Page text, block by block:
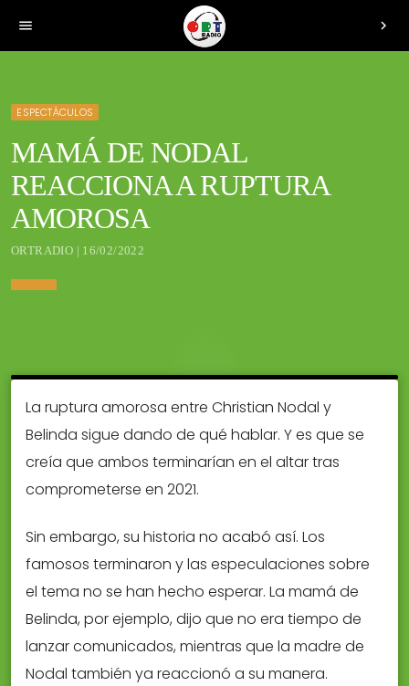
menu chevron_right
ESPECTÁCULOS
MAMÁ DE NODAL
REACCIONA A RUPTURA
AMOROSA
ORTRADIO | 16/02/2022
La ruptura amorosa entre Christian Nodal y
Belinda sigue dando de qué hablar. Y es que se
creía que ambos terminarían en el altar tras
comprometerse en 2021.
Sin embargo, su historia no acabó así. Los
famosos terminaron y las especulaciones sobre
el tema no se han hecho esperar. La mamá de
Belinda, por ejemplo, dijo que no era tiempo de
lanzar comunicados, mientras que la madre de
Nodal también ya reaccionó a su manera.